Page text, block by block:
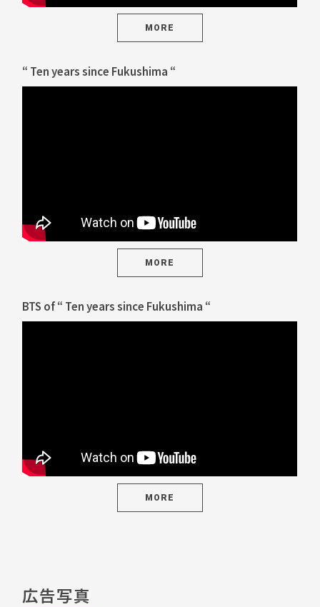
MORE
“ Ten years since Fukushima “
MORE
BTS of “ Ten years since Fukushima “
MORE
広告写真